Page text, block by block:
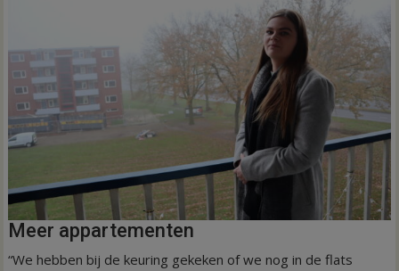
Meer appartementen
“We hebben bij de keuring gekeken of we nog in de flats